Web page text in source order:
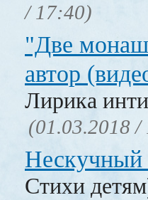
/ 17:40)
"Две
автор
Лирика
(01.03.2018 /
Нескучный
Стихи